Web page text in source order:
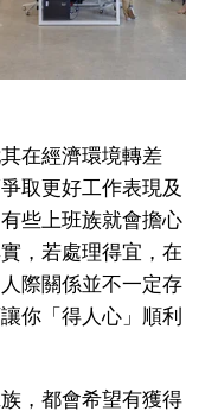
在經濟環境轉差
取更好工作表現及
些上班族就會擔心
，若處理得宜，在
際關係並不一定存
你「得人心」順利
，都會希望有獲得